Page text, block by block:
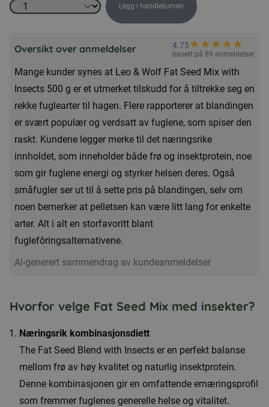
Leo
Wolf
frøblanding
Legg i handlekurven
Oversikt over anmeldelser 4.75★★★★★
★
basert på 89 anmeldelser
Mange kunder synes at Leo & Wolf Fat Seed Mix with
Insects 500 g er et utmerket tilskudd for å tiltrekke seg en
rekke fuglearter til hagen. Flere rapporterer at blandingen
er svært populær og verdsatt av fuglene, som spiser den
raskt. Kundene legger merke til det næringsrike
innholdet, som inneholder både frø og insektprotein, noe
som gir fuglene energi og styrker helsen deres. Også
småfugler ser ut til å sette pris på blandingen, selv om
noen bemerker at pelletsen kan være litt lang for enkelte
arter. Alt i alt en storfavoritt blant
fuglefôringsalternativene.
AI-generert sammendrag av kundeanmeldelser
Hvorfor velge Fat Seed Mix med insekter?
Næringsrik kombinasjonsdiett
The Fat Seed Blend with Insects er en perfekt balanse
mellom frø av høy kvalitet og naturlig insektprotein.
Denne kombinasjonen gir en omfattende ernæringsprofil
som fremmer fuglenes generelle helse og vitalitet.